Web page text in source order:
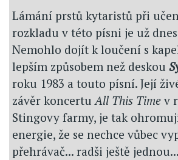
Lámání prstů kytaristů při
rozkladu v této písni je už
Nemohlo dojít k loučení s
lepším způsobem než deskou
roku 1983 a touto písní. Její
závěr koncertuAll This Time v
Stingovy farmy, je tak
energie, že se nechce vůbec
přehrávač... radši ještě jednou...